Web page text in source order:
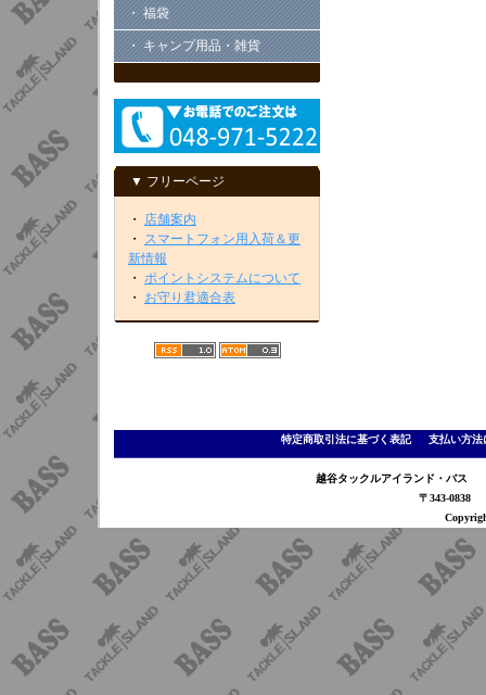
・ 福袋
・ キャンプ用品・雑貨
▼ フリーページ
・ 店舗案内
・ スマートフォン用入荷＆更
新情報
・ ポイントシステムについて
・ お守り君適合表
特定商取引法に基づく表記｜ 支払い方法
越谷タックルアイランド・バ
〒343-0838